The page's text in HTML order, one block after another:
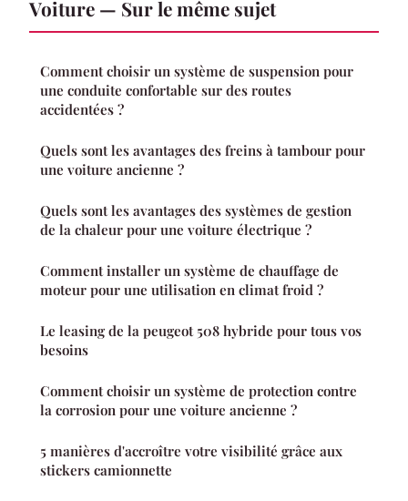
Voiture — Sur le même sujet
Comment choisir un système de suspension pour
une conduite confortable sur des routes
accidentées ?
Quels sont les avantages des freins à tambour pour
une voiture ancienne ?
Quels sont les avantages des systèmes de gestion
de la chaleur pour une voiture électrique ?
Comment installer un système de chauffage de
moteur pour une utilisation en climat froid ?
Le leasing de la peugeot 508 hybride pour tous vos
besoins
Comment choisir un système de protection contre
la corrosion pour une voiture ancienne ?
5 manières d'accroître votre visibilité grâce aux
stickers camionnette